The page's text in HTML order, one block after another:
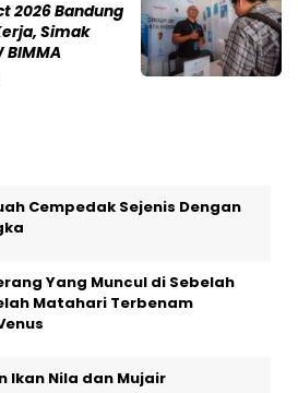
2026 Bandung
Simak
BIMMA
Cempedak Sejenis Dengan
Yang Muncul di Sebelah
Matahari Terbenam
Ikan Nila dan Mujair